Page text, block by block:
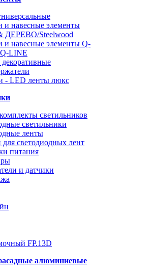
и навесные элементы
ДЕРЕВО/Steelwood
и навесные элементы Q-
LINE
светильников
светильники
ленты
светодиодных лент
питания
и датчики
алюминиевые